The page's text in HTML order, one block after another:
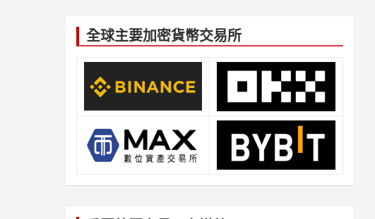
全球主要加密貨幣交易所